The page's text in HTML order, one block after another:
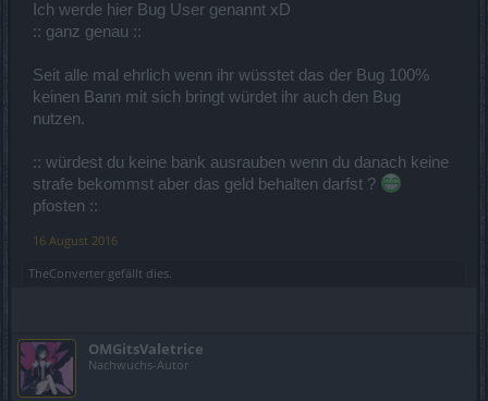
Ich werde hier Bug User genannt xD
:: ganz genau ::
Seit alle mal ehrlich wenn ihr wüsstet das der Bug 100%
keinen Bann mit sich bringt würdet ihr auch den Bug
nutzen.
:: würdest du keine bank ausrauben wenn du danach keine
strafe bekommst aber das geld behalten darfst ?
pfosten ::
16 August 2016
TheConverter gefällt dies.
OMGitsValetrice
Nachwuchs-Autor